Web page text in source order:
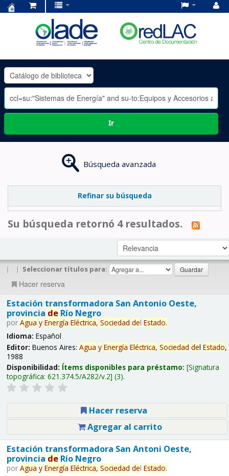
OLADE
-
Ir
Búsqueda avanzada
Refinar su búsqueda
Su búsqueda retornó 4 resultados.
| | Seleccionar títulos para:
Hacer reserva
Estación transformadora San Antonio Oeste,
provincia deRío Negro
por Agua y Energía Eléctrica, Sociedad del Estado.
Idioma: Español
Editor: Buenos Aires: Agua y Energía Eléctrica, Sociedad del Estado,
1988
Disponibilidad: Ítems disponibles para préstamo: Signatura
topográfica: 621.374.5/A282/v.2 (3).
Hacer reserva
Agregar al carrito
Estación transformadora San Antoni Oeste,
provincia deRío Negro
por Agua y Energía Eléctrica, Sociedad del Estado.